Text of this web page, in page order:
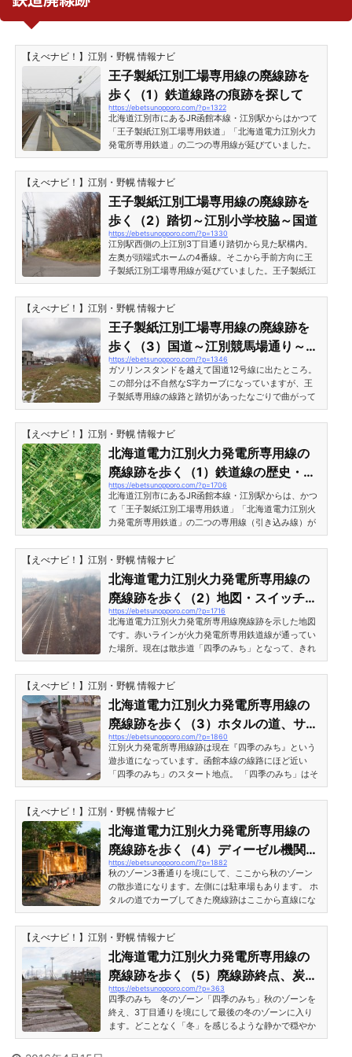
【えべナビ！】江別・野幌 情報ナビ
王子製紙江別工場専用線の廃線跡を
歩く（1）鉄道線路の痕跡を探して
https://ebetsunopporo.com/?p=1322
北海道江別市にあるJR函館本線・江別駅からはかつて
「王子製紙江別工場専用鉄道」「北海道電力江別火力
発電所専用鉄道」の二つの専用線が延びていました。
今回は「王子製紙江別工場専用鉄道」の廃線跡をたど
っていきます。王子製紙江別工場専用線の歴史王子製
紙江別工場専用路線のおおまかな歴史は以下のとおり
です。 1882年（明治15年）11月13日 - 江別駅開業 19
07年（明治40年） - 富士製紙第五工場（後の王子製紙
江別工場）専用線敷設 1909年（明治42年）2月 - 富士
製紙第五工場専用鉄道、運用開始 1986年（昭和61
年）5月6日 - ...
【えべナビ！】江別・野幌 情報ナビ
王子製紙江別工場専用線の廃線跡を
歩く（2）踏切～江別小学校脇～国道
https://ebetsunopporo.com/?p=1330
江別駅西側の上江別3丁目通り踏切から見た駅構内。
左奥が頭端式ホームの4番線。そこから手前方向に王
子製紙江別工場専用線が延びていました。王子製紙江
別工場専用線の廃線跡を歩く（2）江別駅西側・上江
別3丁目通り踏切江別駅西側の上江別3丁目通り踏切に
架かる歩道橋。写真奥が江別駅。たいへん大きく立派
な歩道橋ですね。この横断歩道付近に専用線の線路と
踏切がありました。 旧江別小学校裏側踏切から北へ進
む市道と盛り上がった土地の間に線路跡と分かる細い
空き地が続いています。写真右側の上にはレンガ造り
校舎の江別小学...
【えべナビ！】江別・野幌 情報ナビ
王子製紙江別工場専用線の廃線跡を
歩く（3）国道～江別競馬場通り～江
別工場
https://ebetsunopporo.com/?p=1346
ガソリンスタンドを越えて国道12号線に出たところ。
この部分は不自然なS字カーブになっていますが、王
子製紙専用線の線路と踏切があったなごりで曲がって
います。線路があったことを知らない人からしたら、
なぜこの部分が不自然に曲がりくねっているか分から
ないですよね。王子製紙江別工場専用線の廃線跡を歩
く（3）国道12号のS字カーブ付近から南側を振り返り
見た写真。ガソリンスタンドの敷地。この写真の左側
フェンス沿いが廃線跡です。 国道のS字カーブと地下
道国道のS字カーブには歩行者用の小さな地下通路が
設けられていま...
【えべナビ！】江別・野幌 情報ナビ
北海道電力江別火力発電所専用線の
廃線跡を歩く（1）鉄道線の歴史・地
図
https://ebetsunopporo.com/?p=1706
北海道江別市にあるJR函館本線・江別駅からは、かつ
て「王子製紙江別工場専用鉄道」「北海道電力江別火
力発電所専用鉄道」の二つの専用線（引き込み線）が
延びていました。いわゆる国鉄や、JR、私鉄といった
旅客扱いをする鉄道跡ではなく、工場への引込線です
からちょっとマニアックですね。しかしかつて鉄道の
線路が延びていた、と想像しながら廃線跡を歩くとワ
クワクします。そんなわけで、今回は「北海道電力江
別火力発電所専用鉄道」の廃線跡を歩いてみようと思
います。※王子製紙江別工場専用線の廃線跡はコチラ
王子製紙江別工場専...
【えべナビ！】江別・野幌 情報ナビ
北海道電力江別火力発電所専用線の
廃線跡を歩く（2）地図・スイッチバ
ック跡
https://ebetsunopporo.com/?p=1716
北海道電力江別火力発電所専用線廃線跡を示した地図
です。赤いラインが火力発電所専用鉄道線が通ってい
た場所。現在は散歩道「四季のみち」となって、きれ
いに整備されています。 「四季のみち」は春・夏・
秋・冬ゾーンに分かれており、それぞれの道に特徴が
あります。地図上の赤いバルーンをクリックするとゾ
ーンの起点などが分かります。江別火力発電所専用線
廃線跡・函館本線との分岐点江別駅を出て高砂駅方面
へ800メートルほど進んだところ。線路を渡る橋「4丁
目跨線人道橋」が見えます。写真右側の道路はもとも
と火力発電所...
【えべナビ！】江別・野幌 情報ナビ
北海道電力江別火力発電所専用線の
廃線跡を歩く（3）ホタルの道、サッ
クスおじさんの銅像
https://ebetsunopporo.com/?p=1860
江別火力発電所専用線跡は現在『四季のみち』という
遊歩道になっています。函館本線の線路にほど近い
「四季のみち」のスタート地点。 「四季のみち」はそ
の名の通り「春・夏・秋・冬ゾーン」の4つにエリア
がわかれています。スタート地点は「春のゾーン」か
ら始まります。四季の道・春のゾーン起点四季の道の
起点を表す小さな看板が立っていました。全長1,560
メートルの散歩道の始まりです。 散歩道は住宅地を斜
めに横切るように進んでいます。 国道12号線から春の
ゾーンを振り返ったところ。右にパン屋さん「ベーカ
リ...
【えべナビ！】江別・野幌 情報ナビ
北海道電力江別火力発電所専用線の
廃線跡を歩く（4）ディーゼル機関車
保存車両と発電所設備
https://ebetsunopporo.com/?p=1882
秋のゾーン3番通りを境にして、ここから秋のゾーン
の散歩道になります。左側には駐車場もあります。 ホ
タルの道でカーブしてきた廃線跡はここから直線にな
りますが、碁盤の目の住宅地を斜めに突っ切る線形に
なっているのが特徴です。 保存車両 ディーゼル機関
車と石炭貨車秋のゾーンには留置されている保存車両
があります。しかし、積雪による痛みを避けるため冬
の間はシートカバーに覆われて姿が見えません…。 と
いうわけで、夏に見に行った時の写真を紹介します。
オレンジ色のディーゼル機関車と石炭を運ぶ貨車の
二...
【えべナビ！】江別・野幌 情報ナビ
北海道電力江別火力発電所専用線の
廃線跡を歩く（5）廃線跡終点、炭鉱
列車動画
https://ebetsunopporo.com/?p=363
四季のみち 冬のゾーン「四季のみち」秋のゾーンを
終え、3丁目通りを境にして最後の冬のゾーンに入り
ます。どことなく「冬」を感じるような静かで穏やか
な散歩道です。 散歩道の途中には彫刻やモニュメント